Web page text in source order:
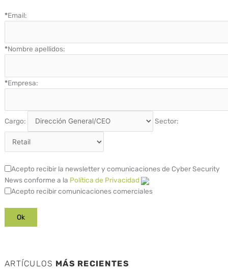
*Email:
*Nombre apellidos:
*Empresa:
Cargo: Sector:
Acepto recibir la newsletter y comunicaciones de Cyber Security
News conforme a la Política de Privacidad
Acepto recibir comunicaciones comerciales
ARTÍCULOS MÁS RECIENTES